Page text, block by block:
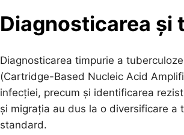
Diagnosticarea și
Diagnosticarea timpurie a
(Cartridge-Based Nucleic Acid
infecției, precum și identificarea
și migrația au dus la o diversificare
standard.